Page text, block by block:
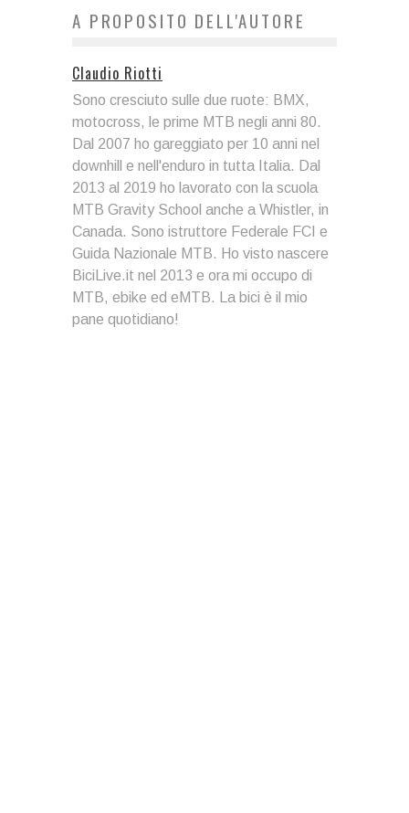
A PROPOSITO DELL'AUTORE
Claudio Riotti
Sono cresciuto sulle due ruote: BMX,
motocross, le prime MTB negli anni 80.
Dal 2007 ho gareggiato per 10 anni nel
downhill e nell'enduro in tutta Italia. Dal
2013 al 2019 ho lavorato con la scuola
MTB Gravity School anche a Whistler, in
Canada. Sono istruttore Federale FCI e
Guida Nazionale MTB. Ho visto nascere
BiciLive.it nel 2013 e ora mi occupo di
MTB, ebike ed eMTB. La bici è il mio
pane quotidiano!